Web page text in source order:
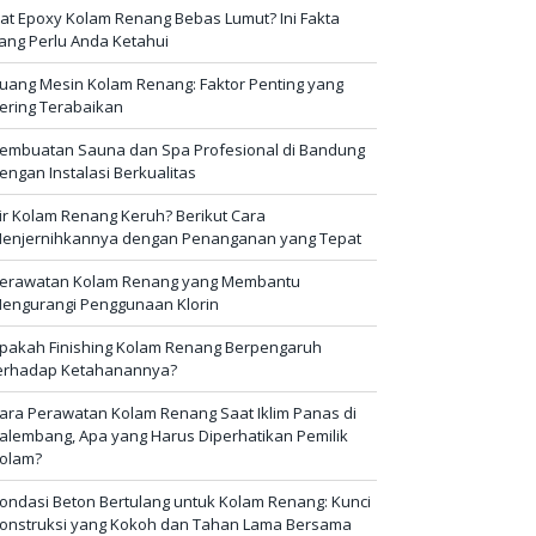
Epoxy Kolam Renang Bebas Lumut? Ini Fakta
Perlu Anda Ketahui
Mesin Kolam Renang: Faktor Penting yang
Terabaikan
Sauna dan Spa Profesional di Bandung
Instalasi Berkualitas
Kolam Renang Keruh? Berikut Cara
dengan Penanganan yang Tepat
Kolam Renang yang Membantu
Penggunaan Klorin
Finishing Kolam Renang Berpengaruh
Ketahanannya?
Perawatan Kolam Renang Saat Iklim Panas di
Apa yang Harus Diperhatikan Pemilik
Beton Bertulang untuk Kolam Renang: Kunci
yang Kokoh dan Tahan Lama Bersama